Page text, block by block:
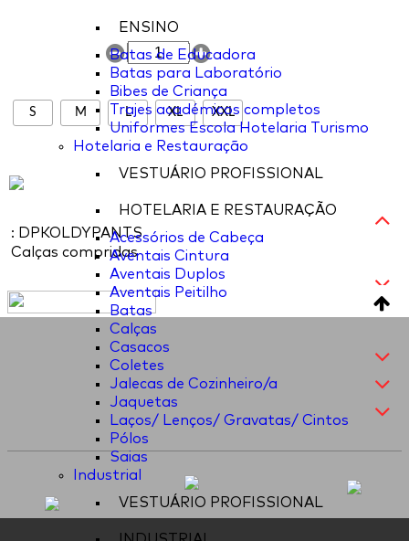
ENSINO
Batas de Educadora
Batas para Laboratório
Bibes de Criança
Trajes académicos completos
Uniformes Escola Hotelaria Turismo
Hotelaria e Restauração
VESTUÁRIO PROFISSIONAL
HOTELARIA E RESTAURAÇÃO
Acessórios de Cabeça
Aventais Cintura
Aventais Duplos
Aventais Peitilho
Batas
Calças
Casacos
Coletes
Jalecas de Cozinheiro/a
Jaquetas
Laços/ Lenços/ Gravatas/ Cintos
Pólos
Saias
Industrial
VESTUÁRIO PROFISSIONAL
S M L XL XXL
: DPKOLDYPANTS
Calças compridas